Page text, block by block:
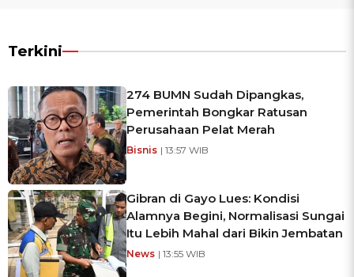
Terkini
274 BUMN Sudah Dipangkas,
Pemerintah Bongkar Ratusan
Perusahaan Pelat Merah
Bisnis | 13:57 WIB
Gibran di Gayo Lues: Kondisi
Alamnya Begini, Normalisasi Sungai
Itu Lebih Mahal dari Bikin Jembatan
News | 13:55 WIB